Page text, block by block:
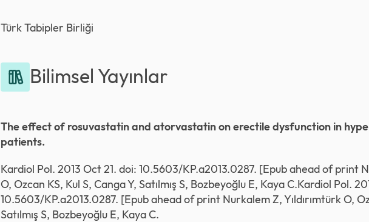
Türk Tabipler Birliği
Bilimsel Yayınlar
The effect of rosuvastatin and atorvastatin on erectile dysfunction in
patients.
Kardiol Pol. 2013 Oct 21. doi: 10.5603/KP.a2013.0287. [Epub ahead of print
O, Ozcan KS, Kul S, Canga Y, Satılmış S, Bozbeyoğlu E, Kaya C.Kardiol Pol.
10.5603/KP.a2013.0287. [Epub ahead of print Nurkalem Z, Yıldırımtürk O,
Satılmış S, Bozbeyoğlu E, Kaya C.